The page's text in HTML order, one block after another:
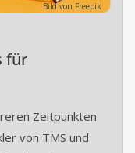
Bild von Freepik
für
Zeitpunkten
von TMS und